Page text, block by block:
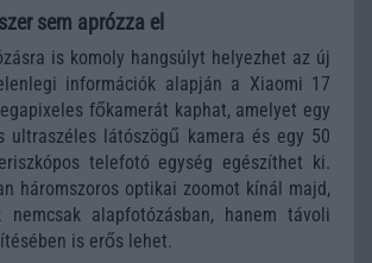
sem aprózza el
is komoly hangsúlyt helyezhet az új
információk alapján a Xiaomi 17
főkamerát kaphat, amelyet egy
ultraszéles látószögű kamera és egy 50
telefotó egység egészíthet ki.
háromszoros optikai zoomot kínál majd,
alapfotózásban, hanem távoli
is erős lehet.